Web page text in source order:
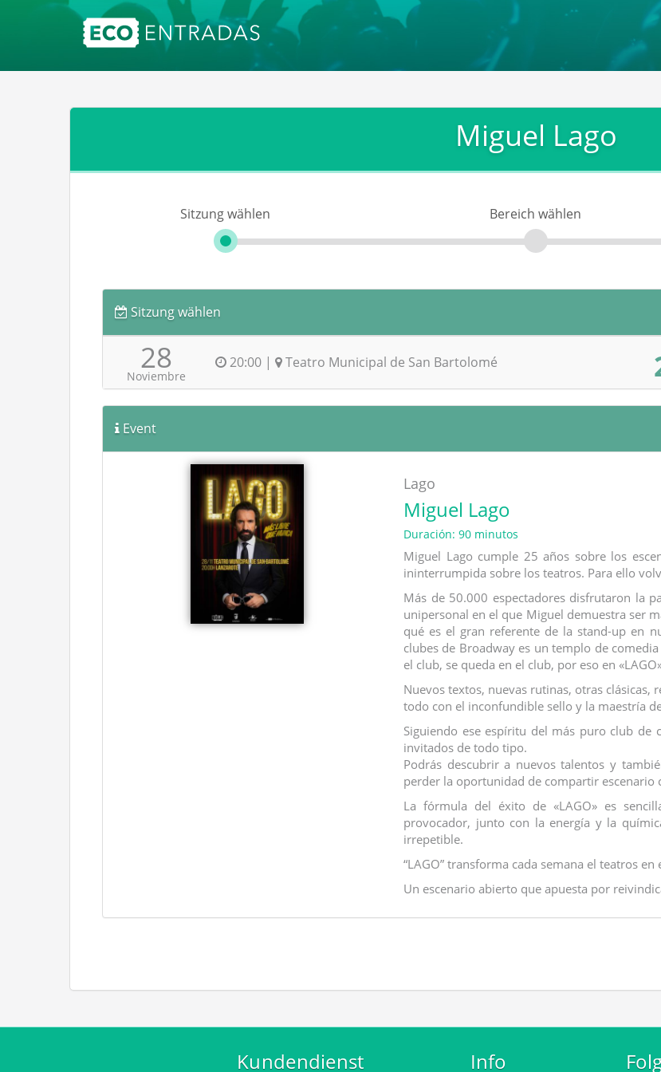
Miguel Lago
Sitzung wählen Bereich wählen
Sitzung wählen
28
Noviembre
20:00 | Teatro Municipal de San Bartolomé
Event
Lago
Miguel Lago
Duración: 90 minutos
Miguel Lago cumple 25 años sobre los
ininterrumpida sobre los teatros. Para ello
Más de 50.000 espectadores disfrutaron la
unipersonal en el que Miguel demuestra ser
qué es el gran referente de la stand-up en
clubes de Broadway es un templo de
el club, se queda en el club, por eso en
Nuevos textos, nuevas rutinas, otras clásicas,
todo con el inconfundible sello y la maestría
Siguiendo ese espíritu del más puro club de
invitados de todo tipo.
Podrás descubrir a nuevos talentos y
perder la oportunidad de compartir escenario
La fórmula del éxito de «LAGO» es
provocador, junto con la energía y la
irrepetible.
“LAGO” transforma cada semana el teatros
Un escenario abierto que apuesta por
Kundendienst Info